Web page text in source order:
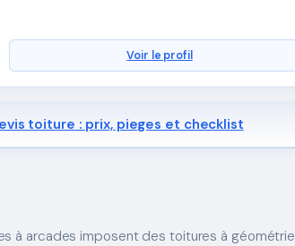
Voir le profil
toiture : prix, pieges et checklist
à arcades imposent des toitures à géométrie